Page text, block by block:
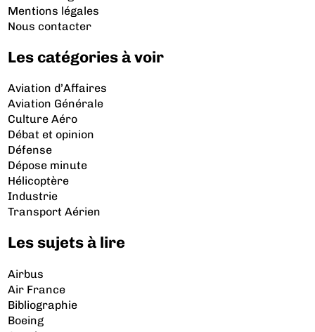
Mentions légales
Nous contacter
Les catégories à voir
Aviation d’Affaires
Aviation Générale
Culture Aéro
Débat et opinion
Défense
Dépose minute
Hélicoptère
Industrie
Transport Aérien
Les sujets à lire
Airbus
Air France
Bibliographie
Boeing